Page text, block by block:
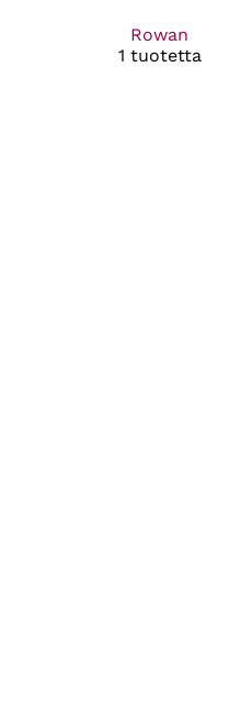
Rowan
1 tuotetta